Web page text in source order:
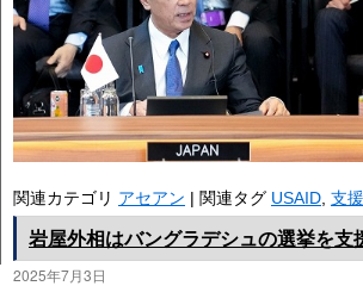
関連カテゴリ アセアン | 関連タグ USAID 支援
岩屋外相はバングラデシュの選挙を
2025年7月3日